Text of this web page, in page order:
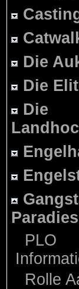
Die
Die
Die
Paradies
PLO
Rolle